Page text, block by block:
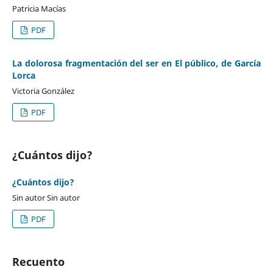
Patricia Macías
PDF
La dolorosa fragmentación del ser en El público, de García
Lorca
Victoria González
PDF
¿Cuántos dijo?
¿Cuántos dijo?
Sin autor Sin autor
PDF
Recuento